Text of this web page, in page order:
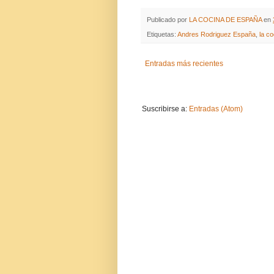
Publicado por LA COCINA DE ESPAÑA en
Etiquetas: Andres Rodriguez España la
Entradas más recientes
Suscribirse a: Entradas (Atom)